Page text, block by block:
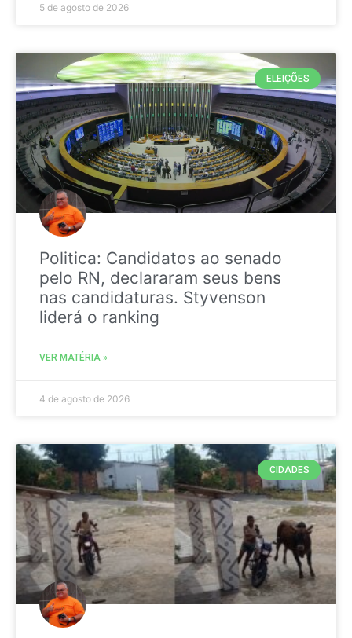
5 de agosto de 2026
ELEIÇÕES
Politica: Candidatos ao senado
pelo RN, declararam seus bens
nas candidaturas. Styvenson
liderá o ranking
VER MATÉRIA »
4 de agosto de 2026
CIDADES